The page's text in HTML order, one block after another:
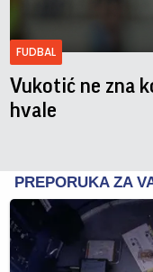
FUDBAL
Vukotić ne zna
hvale